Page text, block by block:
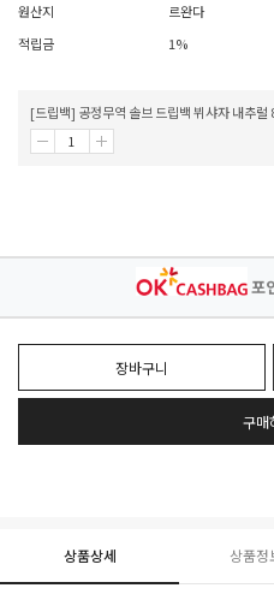
원산지
르완다
적립금
1%
[드립백] 공정무역 솔브 드립백 뷔샤자 내추럴
포
장바구니
구매
상품상세 상품정